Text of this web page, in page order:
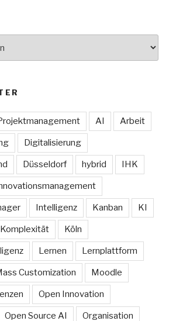
AI Arbeit
Digitalisierung
Düsseldorf hybrid IHK
Intelligenz Kanban KI
Komplexität Köln
Lernen Lernplattform
Customization Moodle
Open Innovation
Open Source AI Organisation